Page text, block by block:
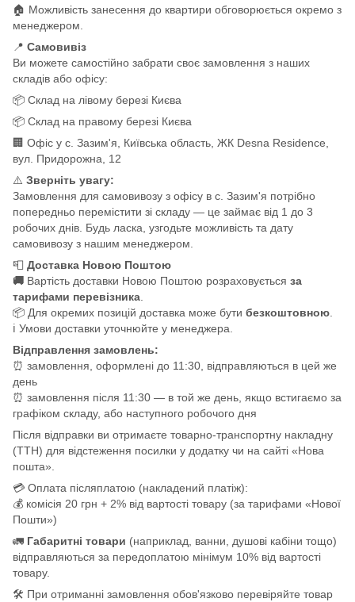
🏠 Можливість занесення до квартири обговорюється окремо з
менеджером.
📍 Самовивіз
Ви можете самостійно забрати своє замовлення з наших
складів або офісу:
📦 Склад на лівому березі Києва
📦 Склад на правому березі Києва
🏢 Офіс у с. Зазим'я, Київська область, ЖК Desna Residence,
вул. Придорожна, 12
⚠️ Зверніть увагу:
Замовлення для самовивозу з офісу в с. Зазим'я потрібно
попередньо перемістити зі складу — це займає від 1 до 3
робочих днів. Будь ласка, узгодьте можливість та дату
самовивозу з нашим менеджером.
📮 Доставка Новою Поштою
🚚 Вартість доставки Новою Поштою розраховується за
тарифами перевізника
📦 Для окремих позицій доставка може бути безкоштовною
ℹ️ Умови доставки уточнюйте у менеджера.
Відправлення замовлень:
⏰ замовлення, оформлені до 11:30, відправляються в цей же
день
⏰ замовлення після 11:30 — в той же день, якщо встигаємо за
графіком складу, або наступного робочого дня
Після відправки ви отримаєте товарно-транспортну накладну
(ТТН) для відстеження посилки у додатку чи на сайті «Нова
пошта».
💳 Оплата післяплатою (накладений платіж):
💰 комісія 20 грн + 2% від вартості товару (за тарифами «Нової
Пошти»)
🚛 Габаритні товари (наприклад, ванни, душові кабіни тощо)
відправляються за передоплатою мінімум 10% від вартості
товару.
🛠️ При отриманні замовлення обов'язково перевіряйте товар